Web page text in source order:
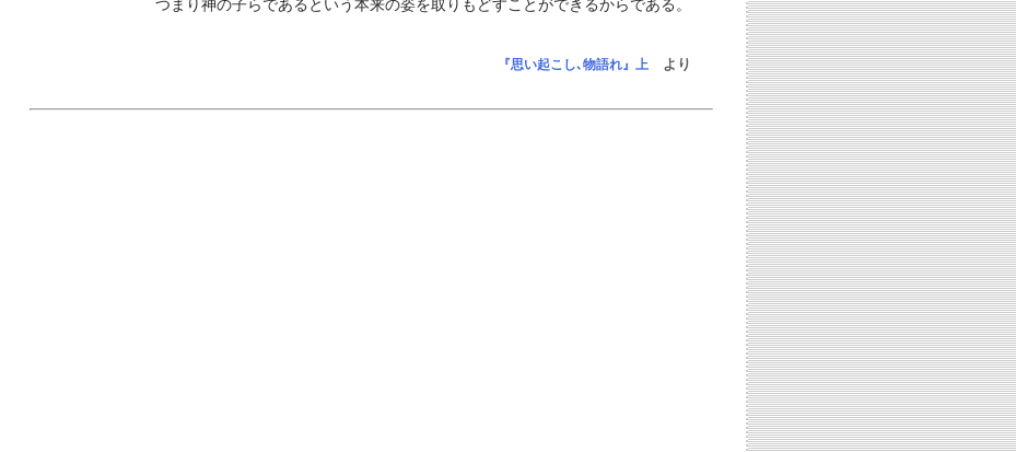
つまり神の子らであるという本来の姿を取りもどすことができるからである。
『思い起こし､物語れ』上 より